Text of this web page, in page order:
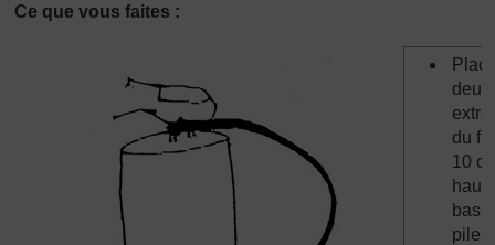
Ce que vous faites :
deux
du fil
10
haut
bas
pile